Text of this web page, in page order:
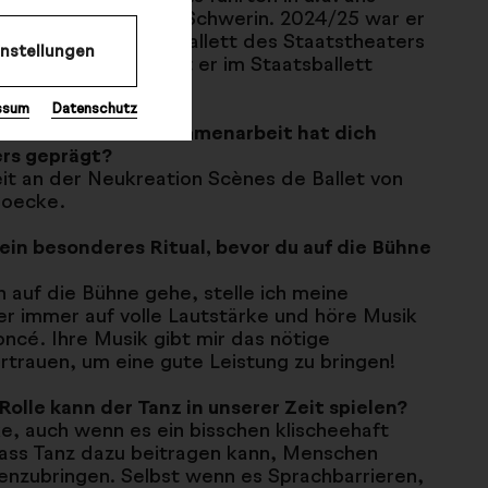
Datenschutz
und Ballett X Schwerin. 2024/25 war er
in Goyo Monteros Ballett des Staatstheaters
seit 2025/26 tanzt er im Staatsballett
künstlerische Zusammenarbeit hat dich
geprägt?
an der Neukreation Scènes de Ballet von
besonderes Ritual, bevor du auf die Bühne
auf die Bühne gehe, stelle ich meine
immer auf volle Lautstärke und höre Musik
Ihre Musik gibt mir das nötige
um eine gute Leistung zu bringen!
kann der Tanz in unserer Zeit spielen?
auch wenn es ein bisschen klischeehaft
Tanz dazu beitragen kann, Menschen
Selbst wenn es Sprachbarrieren,